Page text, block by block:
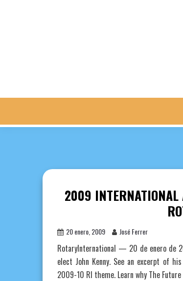
2009 INTERNATIONAL
20 enero, 2009 José Ferrer
RotaryInternational — 20 de enero de
elect John Kenny. See an excerpt of
2009-10 RI theme. Learn why The